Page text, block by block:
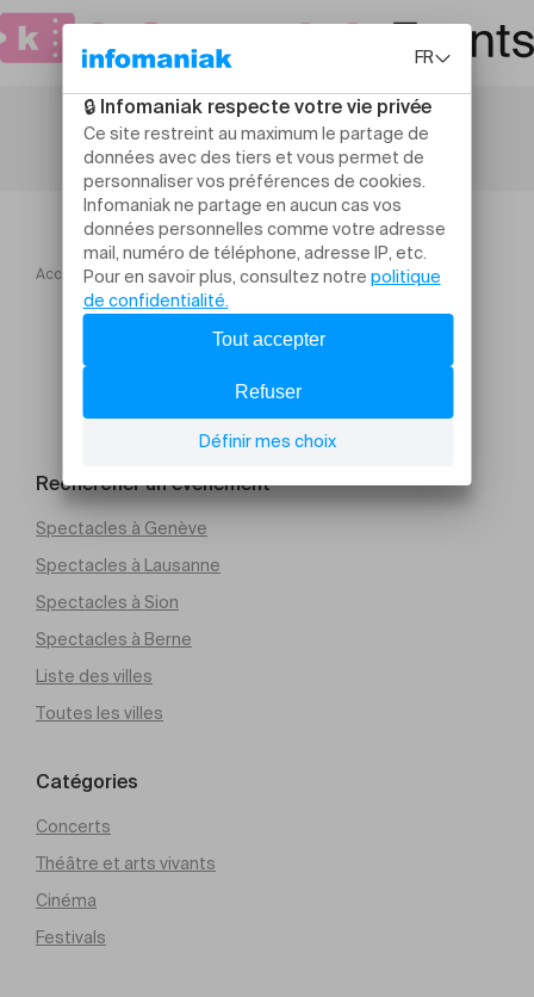
Accueil Le Grand Insolite de Jean Marc Turine
Rechercher un évènement
Spectacles à Genève
Spectacles à Lausanne
Spectacles à Sion
Spectacles à Berne
Liste des villes
Toutes les villes
Catégories
Concerts
Théâtre et arts vivants
Cinéma
Festivals